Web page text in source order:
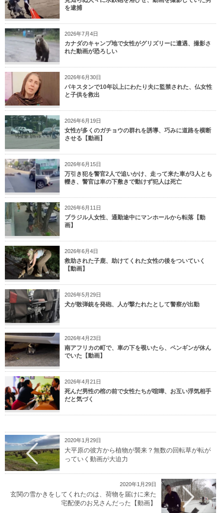
を逮捕
2026年7月4日
カナダのキャンプ地で女性がグリズリーに遭遇、撮影さ
れた動画が恐ろしい
2026年6月30日
パキスタンで10年以上にわたり夫に監禁された、仏女性
と子供を救出
2026年6月19日
女性が多くのガチョウの群れを誘導、巧みに道路を横断
させる【動画】
2026年6月15日
万引き犯を警官2人で追いかけ、走って来た車が3人とも
轢き、警官は車の下敷きで動けず犯人は死亡
2026年6月11日
ブラジル人女性、通勤途中にマンホールから転落【動
画】
2026年6月4日
救助された子鹿、助けてくれた女性の後をついていく
【動画】
2026年5月29日
犬が散弾銃を発砲、人が撃たれたとして警察が出動
2026年4月23日
南アフリカの町で、車の下を覗いたら、ペンギンが休ん
でいた【動画】
2026年4月21日
死んだ男性の棺の前で女性たちが喧嘩、お互い浮気相手
だと気づく
2020年1月29日
大平原の彼方から植物が襲来？無数の回転草が転が
っていく動画が大迫力
2020年1月29日
玄関の雪かきをしてくれたのは、荷物を届けに来た
宅配便のお兄さんだった【動画】